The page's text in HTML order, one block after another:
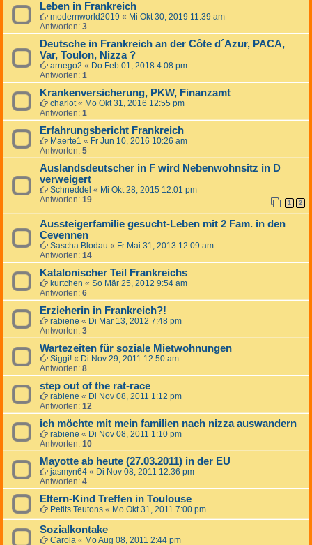
Leben in Frankreich
modernworld2019 « Mi Okt 30, 2019 11:39 am
Antworten: 3
Deutsche in Frankreich an der Côte d´Azur, PACA,
Var, Toulon, Nizza ?
arnego2 « Do Feb 01, 2018 4:08 pm
Antworten: 1
Krankenversicherung, PKW, Finanzamt
charlot« Mo Okt 31, 2016 12:55 pm
Antworten: 1
Erfahrungsbericht Frankreich
Maerte1 « Fr Jun 10, 2016 10:26 am
Antworten: 5
Auslandsdeutscher in F wird Nebenwohnsitz in D
verweigert
Schneddel « Mi Okt 28, 2015 12:01 pm
Antworten: 19 1 2
Aussteigerfamilie gesucht-Leben mit 2 Fam. in den
Cevennen
Sascha Blodau « Fr Mai 31, 2013 12:09 am
Antworten: 14
Katalonischer Teil Frankreichs
kurtchen « So Mär 25, 2012 9:54 am
Antworten: 6
Erzieherin in Frankreich?!
rabiene « Di Mär 13, 2012 7:48 pm
Antworten: 3
Wartezeiten für soziale Mietwohnungen
Siggi! « Di Nov 29, 2011 12:50 am
Antworten: 8
step out of the rat-race
rabiene « Di Nov 08, 2011 1:12 pm
Antworten: 12
ich möchte mit mein familien nach nizza auswandern
rabiene « Di Nov 08, 2011 1:10 pm
Antworten: 10
Mayotte ab heute (27.03.2011) in der EU
jasmyn64 « Di Nov 08, 2011 12:36 pm
Antworten: 4
Eltern-Kind Treffen in Toulouse
Petits Teutons « Mo Okt 31, 2011 7:00 pm
Sozialkontake
Carola « Mo Aug 08, 2011 2:44 pm